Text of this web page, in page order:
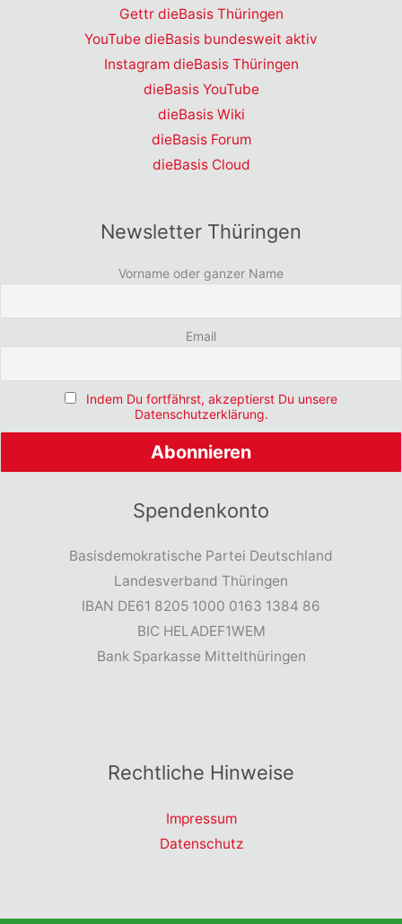
Gettr dieBasis Thüringen
YouTube dieBasis bundesweit aktiv
Instagram dieBasis Thüringen
dieBasis YouTube
dieBasis Wiki
dieBasis Forum
dieBasis Cloud
Newsletter Thüringen
Vorname oder ganzer Name
Email
Indem Du fortfährst, akzeptierst Du unsere
Datenschutzerklärung.
Spendenkonto
Basisdemokratische Partei Deutschland
Landesverband Thüringen
IBAN DE61 8205 1000 0163 1384 86
BIC HELADEF1WEM
Bank Sparkasse Mittelthüringen
Rechtliche Hinweise
Impressum
Datenschutz